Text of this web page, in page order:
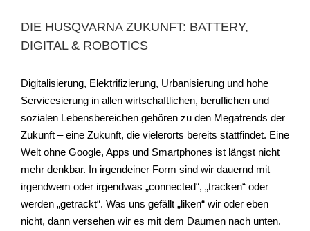
DIE HUSQVARNA ZUKUNFT: BATTERY,
DIGITAL & ROBOTICS
Digitalisierung, Elektrifizierung, Urbanisierung und hohe
Servicesierung in allen wirtschaftlichen, beruflichen und
sozialen Lebensbereichen gehören zu den Megatrends der
Zukunft – eine Zukunft, die vielerorts bereits stattfindet. Eine
Welt ohne Google, Apps und Smartphones ist längst nicht
mehr denkbar. In irgendeiner Form sind wir dauernd mit
irgendwem oder irgendwas „connected“, „tracken“ oder
werden „getrackt“. Was uns gefällt „liken“ wir oder eben
nicht, dann versehen wir es mit dem Daumen nach unten.